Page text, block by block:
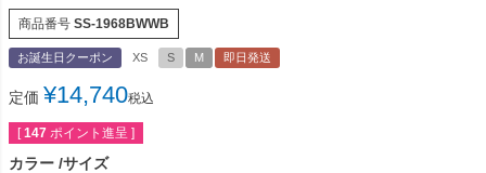
商品番号 SS-1968BWWB
お誕生日クーポン XS S M 即日発送
定価 ¥14,740税込
[ 147 ポイント進呈 ]
カラー サイズ